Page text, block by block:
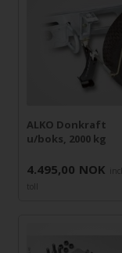
ALKO Donkraft
u/boks, 2000 kg
4.495,00 NOK
toll